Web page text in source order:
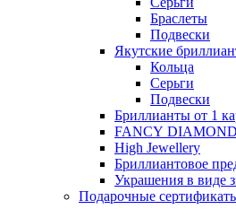
Браслеты
Подвески
Якутские
Кольца
Серьги
Подвески
Бриллианты от 1
FANCY
High Jewellery
Бриллиантовое
Украшения в виде
Подарочные